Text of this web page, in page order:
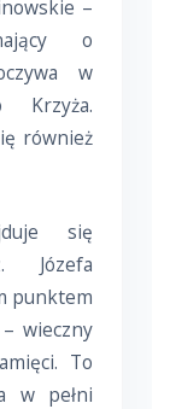
–
o
w
Krzyża.
również
się
Józefa
punktem
wieczny
To
w pełni